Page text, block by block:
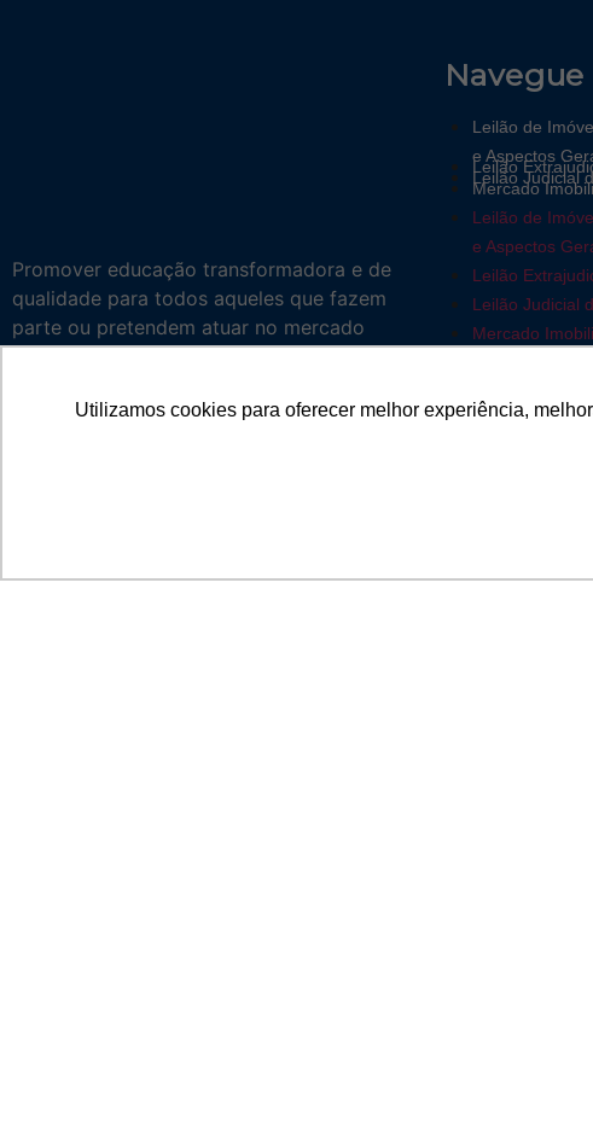
Utilizamos cookies para oferecer melhor experiência,
Promover educação transformadora e de
qualidade para todos aqueles que fazem
parte ou pretendem atuar no mercado
Navegue
Leilão de
e Aspectos
Leilão
Leilão Judicial
Mercado
Leilão de
e Aspectos
Leilão
Leilão Judicial
Mercado